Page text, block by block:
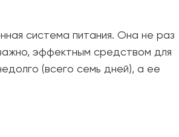
система питания. Она не раз
эффектным средством для
(всего семь дней), а ее